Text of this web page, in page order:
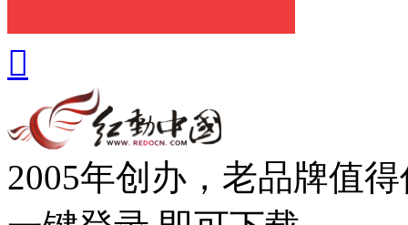

2005年创办，老品牌值